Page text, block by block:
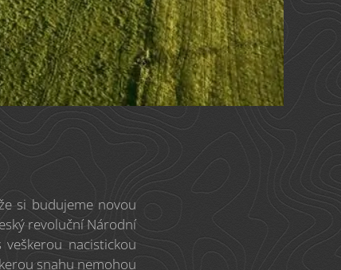
si budujeme novou
revoluční Národní
nacistickou
snahu nemohou